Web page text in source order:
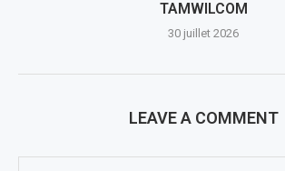
TAMWILCOM
30 juillet 2026
LEAVE A COMMENT